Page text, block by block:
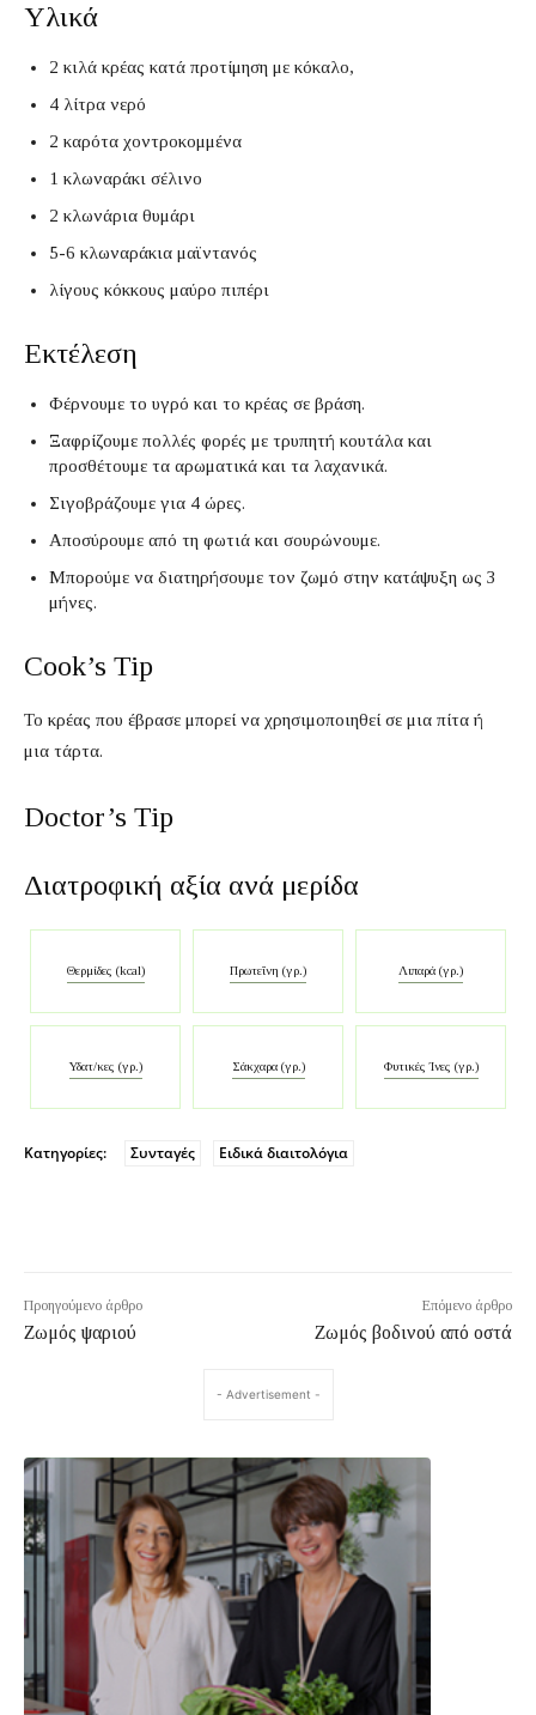
Υλικά
2 κιλά κρέας κατά προτίμηση με κόκαλο,
4 λίτρα νερό
2 καρότα χοντροκομμένα
1 κλωναράκι σέλινο
2 κλωνάρια θυμάρι
5-6 κλωναράκια μαϊντανός
λίγους κόκκους μαύρο πιπέρι
Εκτέλεση
Φέρνουμε το υγρό και το κρέας σε βράση.
Ξαφρίζουμε πολλές φορές με τρυπητή κουτάλα και
προσθέτουμε τα αρωματικά και τα λαχανικά.
Σιγοβράζουμε για 4 ώρες.
Αποσύρουμε από τη φωτιά και σουρώνουμε.
Μπορούμε να διατηρήσουμε τον ζωμό στην κατάψυξη ως 3
μήνες.
Cook’s Tip
Το κρέας που έβρασε μπορεί να χρησιμοποιηθεί σε μια πίτα ή
μια τάρτα.
Doctor’s Tip
Διατροφική αξία ανά μερίδα
Θερμίδες (kcal) Πρωτεΐνη (γρ.) Λιπαρά (γρ.)
Υδατ/κες (γρ.) Σάκχαρα (γρ.) Φυτικές Ίνες (γρ.)
Κατηγορίες: Συνταγές Ειδικά διαιτολόγια
Προηγούμενο άρθρο
Ζωμός ψαριού
Επόμενο άρθρο
Ζωμός βοδινού από οστά
- Advertisement -